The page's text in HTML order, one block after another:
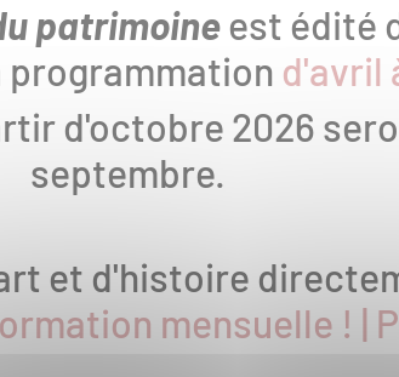
patrimoineest édité
d'avril
d'octobre 2026
septembre.
et d'histoire
mensuelle ! |